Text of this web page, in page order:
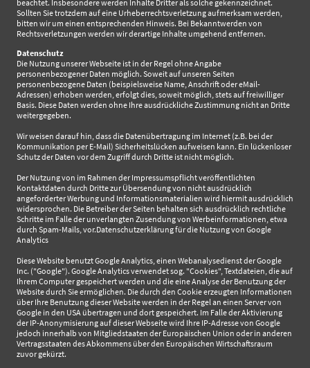
beachtet. Insbesondere werden Inhalte Dritter als solche gekennzeichnet.
Sollten Sie trotzdem auf eine Urheberrechtsverletzung aufmerksam werden,
bitten wir um einen entsprechenden Hinweis. Bei Bekanntwerden von
Rechtsverletzungen werden wir derartige Inhalte umgehend entfernen.
Datenschutz
Die Nutzung unserer Webseite ist in der Regel ohne Angabe
personenbezogener Daten möglich. Soweit auf unseren Seiten
personenbezogene Daten (beispielsweise Name, Anschrift oder eMail-
Adressen) erhoben werden, erfolgt dies, soweit möglich, stets auf freiwilliger
Basis. Diese Daten werden ohne Ihre ausdrückliche Zustimmung nicht an Dritte
weitergegeben.
Wir weisen darauf hin, dass die Datenübertragung im Internet (z.B. bei der
Kommunikation per E-Mail) Sicherheitslücken aufweisen kann. Ein lückenloser
Schutz der Daten vor dem Zugriff durch Dritte ist nicht möglich.
Der Nutzung von im Rahmen der Impressumspflicht veröffentlichten
Kontaktdaten durch Dritte zur Übersendung von nicht ausdrücklich
angeforderter Werbung und Informationsmaterialien wird hiermit ausdrücklich
widersprochen. Die Betreiber der Seiten behalten sich ausdrücklich rechtliche
Schritte im Falle der unverlangten Zusendung von Werbeinformationen, etwa
durch Spam-Mails, vor.Datenschutzerklärung für die Nutzung von Google
Analytics
Diese Website benutzt Google Analytics, einen Webanalysedienst der Google
Inc. ("Google"). Google Analytics verwendet sog. "Cookies", Textdateien, die auf
Ihrem Computer gespeichert werden und die eine Analyse der Benutzung der
Website durch Sie ermöglichen. Die durch den Cookie erzeugten Informationen
über Ihre Benutzung dieser Website werden in der Regel an einen Server von
Google in den USA übertragen und dort gespeichert. Im Falle der Aktivierung
der IP-Anonymisierung auf dieser Webseite wird Ihre IP-Adresse von Google
jedoch innerhalb von Mitgliedstaaten der Europäischen Union oder in anderen
Vertragsstaaten des Abkommens über den Europäischen Wirtschaftsraum
zuvor gekürzt.